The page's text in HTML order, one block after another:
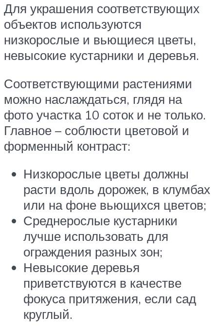
Для украшения соответствующих
объектов используются
низкорослые и вьющиеся цветы,
невысокие кустарники и деревья.
Соответствующими растениями
можно наслаждаться, глядя на
фото участка 10 соток и не только.
Главное – соблюсти цветовой и
форменный контраст:
Низкорослые цветы должны
расти вдоль дорожек, в клумбах
или на фоне вьющихся цветов;
Среднерослые кустарники
лучше использовать для
ограждения разных зон;
Невысокие деревья
приветствуются в качестве
фокуса притяжения, если сад
круглый.